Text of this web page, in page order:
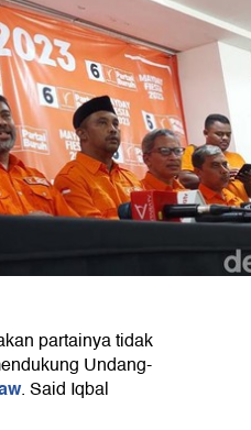
partainya tidak
Undang-
. Said Iqbal